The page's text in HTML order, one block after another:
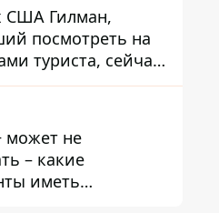
США Гилман,
посмотреть на
туриста, сейчас
в тюрьме, где
и делали
может не
– какие
иметь